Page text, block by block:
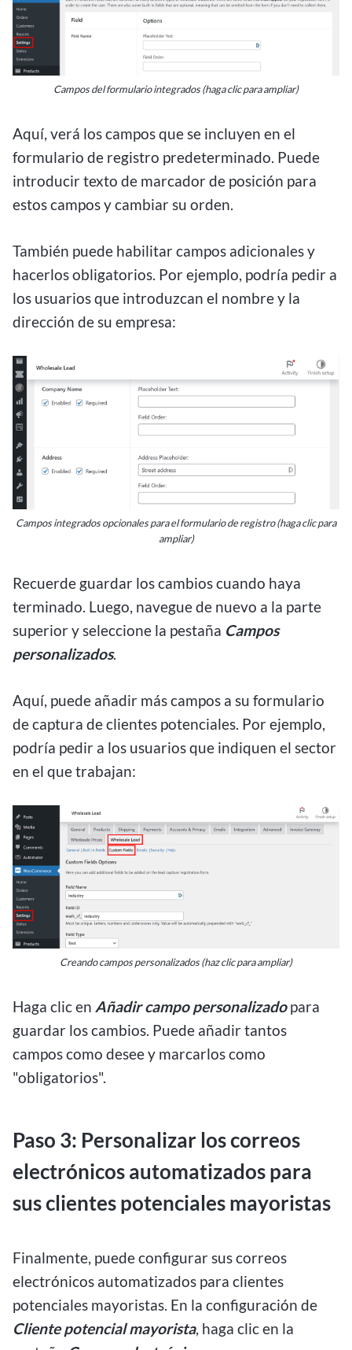
Campos del formulario integrados (haga clic para ampliar)
Aquí, verá los campos que se incluyen en el
formulario de registro predeterminado. Puede
introducir texto de marcador de posición para
estos campos y cambiar su orden.
También puede habilitar campos adicionales y
hacerlos obligatorios. Por ejemplo, podría pedir a
los usuarios que introduzcan el nombre y la
dirección de su empresa:
Campos integrados opcionales para el formulario de registro (haga clic para
ampliar)
Recuerde guardar los cambios cuando haya
terminado. Luego, navegue de nuevo a la parte
superior y seleccione la pestaña Campos
personalizados.
Aquí, puede añadir más campos a su formulario
de captura de clientes potenciales. Por ejemplo,
podría pedir a los usuarios que indiquen el sector
en el que trabajan:
Creando campos personalizados (haz clic para ampliar)
Haga clic en Añadir campo personalizadopara
guardar los cambios. Puede añadir tantos
campos como desee y marcarlos como
"obligatorios".
Paso 3: Personalizar los correos
electrónicos automatizados para
sus clientes potenciales mayoristas
Finalmente, puede configurar sus correos
electrónicos automatizados para clientes
potenciales mayoristas. En la configuración de
Cliente potencial mayorista, haga clic en la